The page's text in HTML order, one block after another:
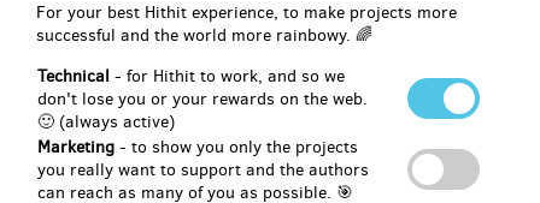
For your best Hithit experience, to make projects more
successful and the world more rainbowy. 🌈
Technical - for Hithit to work, and so we
don't lose you or your rewards on the web.
🙂 (always active)
Marketing - to show you only the projects
you really want to support and the authors
can reach as many of you as possible. 🎯
Adoptuj si svou zmrzlinu II
Nestihli jste si adoptovat svůj druh zmrzliny? Máte skvělý nápad, a
chcete ho zrealizovat i za větší cenu? Tak do toho! Napište, z čeho
chcete zmrzlinu vyrobit, a jak se má jmenovat. Ale prosím, ať je to
poživatelné;))